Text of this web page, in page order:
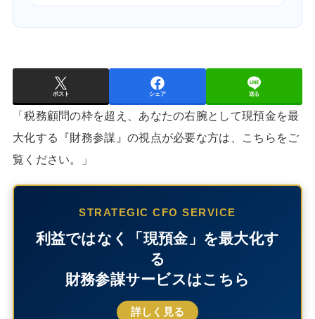
ポスト シェア 送る
「税務顧問の枠を超え、あなたの右腕として現預金を最
大化する『財務参謀』の視点が必要な方は、こちらをご
覧ください。」
STRATEGIC CFO SERVICE
利益ではなく「現預金」を最大化す
る
財務参謀サービスはこちら
詳しく見る